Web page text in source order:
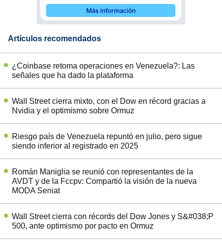
Artículos recomendados
¿Coinbase retoma operaciones en Venezuela?: Las
señales que ha dado la plataforma
Wall Street cierra mixto, con el Dow en récord gracias a
Nvidia y el optimismo sobre Ormuz
Riesgo país de Venezuela repuntó en julio, pero sigue
siendo inferior al registrado en 2025
Román Maniglia se reunió con representantes de la
AVDT y de la Fccpv: Compartió la visión de la nueva
MODA Seniat
Wall Street cierra con récords del Dow Jones y S&#038;P
500, ante optimismo por pacto en Ormuz